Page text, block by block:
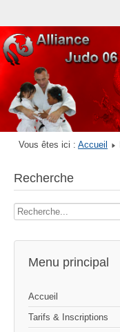
Vous êtes ici : Accueil
Recherche
Rechercher
Menu principal
Accueil
Tarifs & Inscriptions